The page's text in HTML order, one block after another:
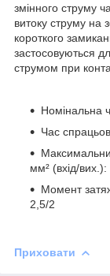
змінного струму
витоку струму на
короткого
застосовуються
струмом при
Номінальна
Час
мм² (вхід/
Момент
2,5/2
Приховати